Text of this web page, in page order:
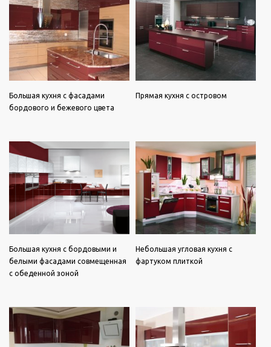
Большая кухня с фасадами
бордового и бежевого цвета
Прямая кухня с островом
Большая кухня с бордовыми и
белыми фасадами совмещенная
с обеденной зоной
Небольшая угловая кухня с
фартуком плиткой